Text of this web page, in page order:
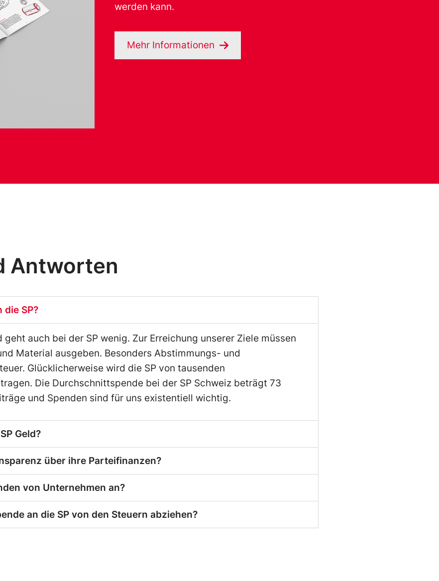
werden kann.
Mehr Informationen
Antworten
SP?
geht auch bei der SP wenig. Zur Erreichung unserer Ziele müssen
Material ausgeben. Besonders Abstimmungs- und
Glücklicherweise wird die SP von tausenden
Die Durchschnittspende bei der SP Schweiz beträgt 73
und Spenden sind für uns existentiell wichtig.
Geld?
über ihre Parteifinanzen?
von Unternehmen an?
an die SP von den Steuern abziehen?